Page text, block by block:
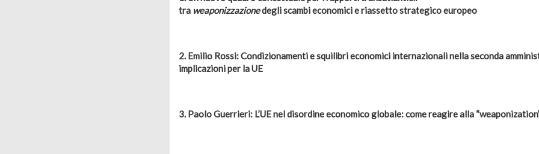
tra weaponizzazionedegli scambi economici e riassetto strategico europeo
2. Emilio Rossi: Condizionamenti e squilibri economici internazionali nella seconda
implicazioni per la UE
3. Paolo Guerrieri: L’UE nel disordine economico globale: come reagire alla